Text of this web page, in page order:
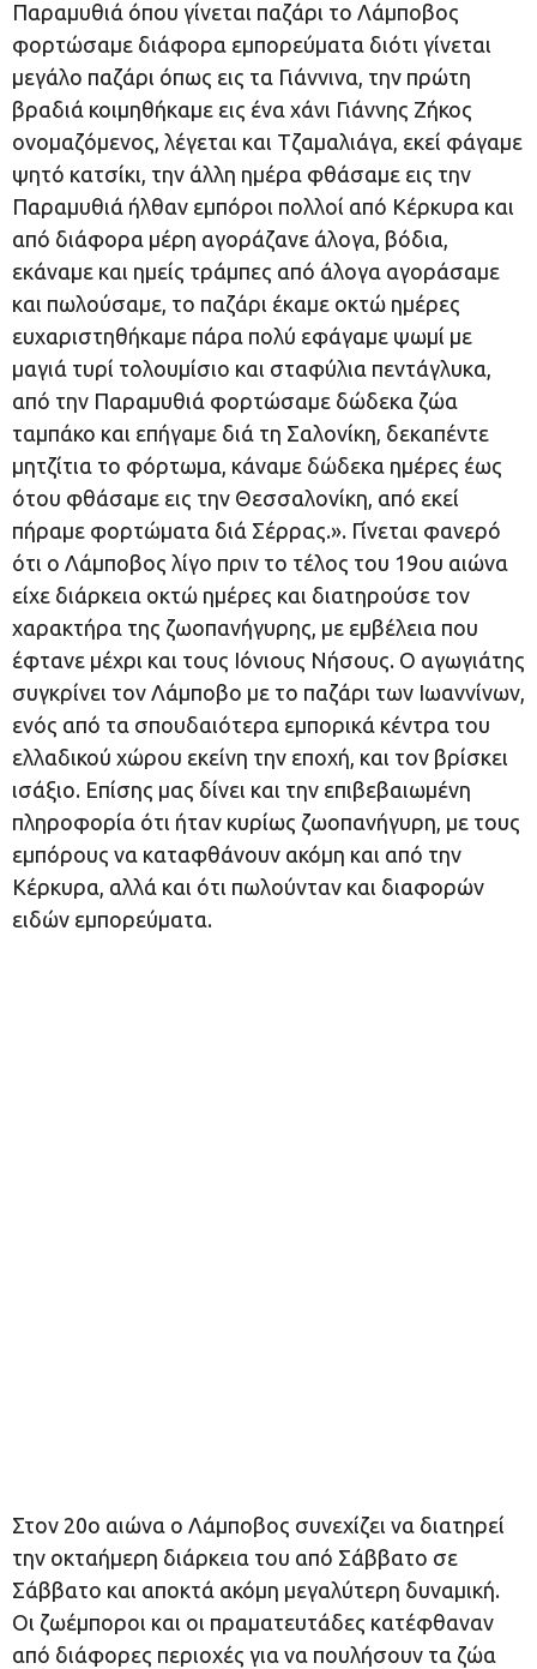
Παραμυθιά όπου γίνεται παζάρι το Λάμποβος
φορτώσαμε διάφορα εμπορεύματα διότι γίνεται
μεγάλο παζάρι όπως εις τα Γιάννινα, την πρώτη
βραδιά κοιμηθήκαμε εις ένα χάνι Γιάννης Zήκος
ονομαζόμενος, λέγεται και Tζαμαλιάγα, εκεί φάγαμε
ψητό κατσίκι, την άλλη ημέρα φθάσαμε εις την
Παραμυθιά ήλθαν εμπόροι πολλοί από Κέρκυρα και
από διάφορα μέρη αγοράζανε άλογα, βόδια,
εκάναμε και ημείς τράμπες από άλογα αγοράσαμε
και πωλούσαμε, το παζάρι έκαμε οκτώ ημέρες
ευχαριστηθήκαμε πάρα πολύ εφάγαμε ψωμί με
μαγιά τυρί τολουμίσιο και σταφύλια πεντάγλυκα,
από την Παραμυθιά φορτώσαμε δώδεκα ζώα
ταμπάκο και επήγαμε διά τη Σαλονίκη, δεκαπέντε
μητζίτια το φόρτωμα, κάναμε δώδεκα ημέρες έως
ότου φθάσαμε εις την Θεσσαλονίκη, από εκεί
πήραμε φορτώματα διά Σέρρας.». Γίνεται φανερό
ότι ο Λάμποβος λίγο πριν το τέλος του 19ου αιώνα
είχε διάρκεια οκτώ ημέρες και διατηρούσε τον
χαρακτήρα της ζωοπανήγυρης, με εμβέλεια που
έφτανε μέχρι και τους Ιόνιους Νήσους. Ο αγωγιάτης
συγκρίνει τον Λάμποβο με το παζάρι των Ιωαννίνων,
ενός από τα σπουδαιότερα εμπορικά κέντρα του
ελλαδικού χώρου εκείνη την εποχή, και τον βρίσκει
ισάξιο. Επίσης μας δίνει και την επιβεβαιωμένη
πληροφορία ότι ήταν κυρίως ζωοπανήγυρη, με τους
εμπόρους να καταφθάνουν ακόμη και από την
Κέρκυρα, αλλά και ότι πωλούνταν και διαφορών
ειδών εμπορεύματα.
Στον 20ο αιώνα ο Λάμποβος συνεχίζει να διατηρεί
την οκταήμερη διάρκεια του από Σάββατο σε
Σάββατο και αποκτά ακόμη μεγαλύτερη δυναμική.
Οι ζωέμποροι και οι πραματευτάδες κατέφθαναν
από διάφορες περιοχές για να πουλήσουν τα ζώα